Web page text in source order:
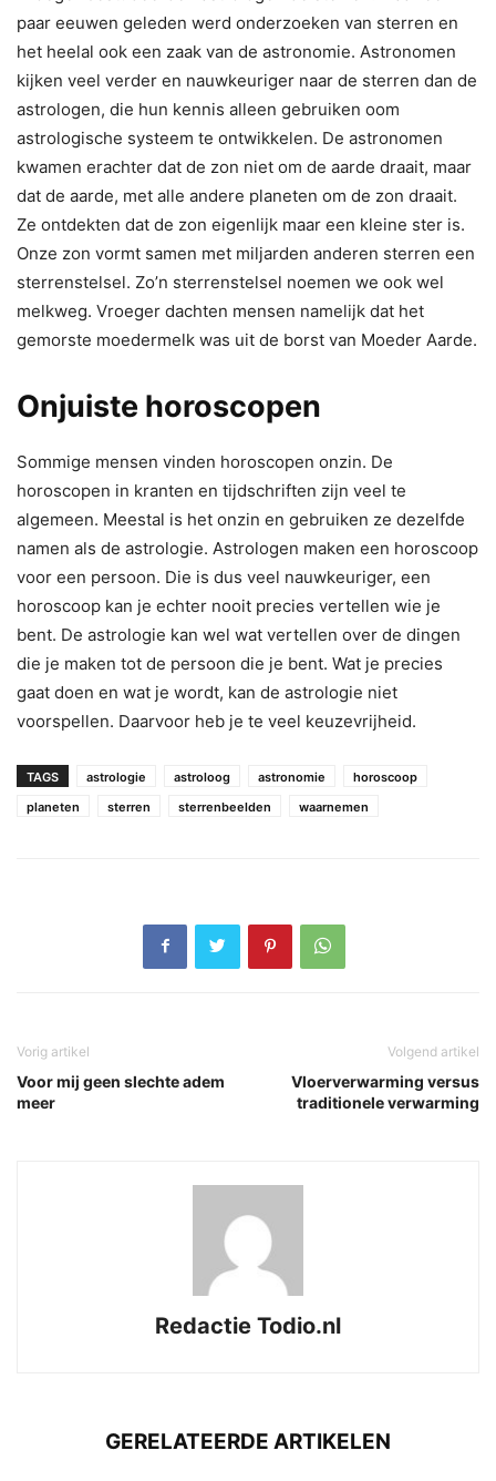
paar eeuwen geleden werd onderzoeken van sterren en
het heelal ook een zaak van de astronomie. Astronomen
kijken veel verder en nauwkeuriger naar de sterren dan de
astrologen, die hun kennis alleen gebruiken oom
astrologische systeem te ontwikkelen. De astronomen
kwamen erachter dat de zon niet om de aarde draait, maar
dat de aarde, met alle andere planeten om de zon draait.
Ze ontdekten dat de zon eigenlijk maar een kleine ster is.
Onze zon vormt samen met miljarden anderen sterren een
sterrenstelsel. Zo’n sterrenstelsel noemen we ook wel
melkweg. Vroeger dachten mensen namelijk dat het
gemorste moedermelk was uit de borst van Moeder Aarde.
Onjuiste horoscopen
Sommige mensen vinden horoscopen onzin. De
horoscopen in kranten en tijdschriften zijn veel te
algemeen. Meestal is het onzin en gebruiken ze dezelfde
namen als de astrologie. Astrologen maken een horoscoop
voor een persoon. Die is dus veel nauwkeuriger, een
horoscoop kan je echter nooit precies vertellen wie je
bent. De astrologie kan wel wat vertellen over de dingen
die je maken tot de persoon die je bent. Wat je precies
gaat doen en wat je wordt, kan de astrologie niet
voorspellen. Daarvoor heb je te veel keuzevrijheid.
TAGS astrologie astroloog astronomie
horoscoop
planeten
sterren sterrenbeelden waarnemen
Vorig artikel
Voor mij geen slechte adem
meer
Volgend artikel
Vloerverwarming versus
traditionele verwarming
Redactie Todio.nl
GERELATEERDE ARTIKELEN